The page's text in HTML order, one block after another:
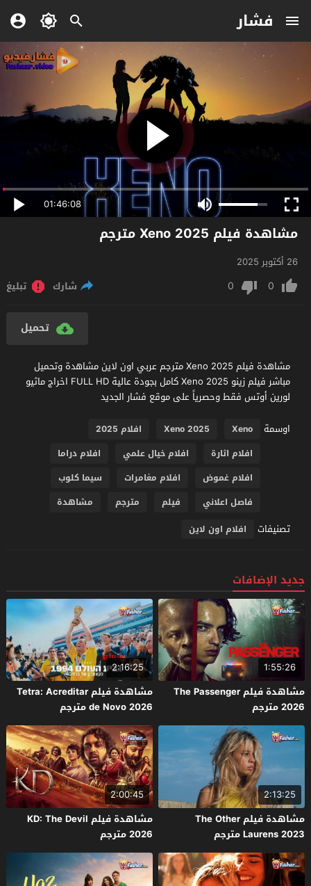
فشار
01:46:08
مشاهدة فيلم Xeno 2025 مترجم
26 أكتوبر 2025
0
0 شارك تبليغ
تحميل
مشاهدة فيلم Xeno 2025 مترجم عربي اون لاين مشاهدة وتحميل
مباشر فيلم زينو Xeno 2025 كامل بجودة عالية FULL HD اخراج ماثيو
لورين أوتس فقط وحصرياً على موقع فشار الجديد
اوسمة
Xeno
Xeno 2025
افلام 2025
افلام اثارة
افلام خيال علمي
افلام دراما
افلام غموض
افلام مغامرات
سيما كلوب
فاصل اعلاني
فيلم مترجم مشاهدة
تصنيفات افلام اون لاين
جديد الإضافات
1:55:26
مشاهدة فيلم The Passenger
2026 مترجم
2:16:25
مشاهدة فيلم Tetra: Acreditar
de Novo 2026 مترجم
2:13:25
مشاهدة فيلم The Other
Laurens 2023 مترجم
2:00:45
مشاهدة فيلم KD: The Devil
2026 مترجم